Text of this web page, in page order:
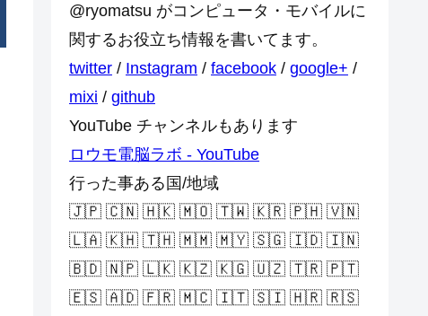
@ryomatsu がコンピュータ・モバイルに
関するお役立ち情報を書いてます。
twitter / Instagram / facebook / google+ /
mixi / github
YouTube チャンネルもあります
ロウモ電脳ラボ - YouTube
行った事ある国/地域
🇯🇵 🇨🇳 🇭🇰 🇲🇴 🇹🇼 🇰🇷 🇵🇭 🇻🇳
🇱🇦 🇰🇭 🇹🇭 🇲🇲 🇲🇾 🇸🇬 🇮🇩 🇮🇳
🇧🇩 🇳🇵 🇱🇰 🇰🇿 🇰🇬 🇺🇿 🇹🇷 🇵🇹
🇪🇸 🇦🇩 🇫🇷 🇲🇨 🇮🇹 🇸🇮 🇭🇷 🇷🇸